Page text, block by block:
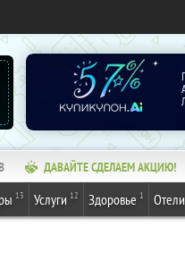
ДАВАЙТЕ СДЕЛАЕМ АКЦИЮ!
13 Услуги 12 Здоровье 1 Отели